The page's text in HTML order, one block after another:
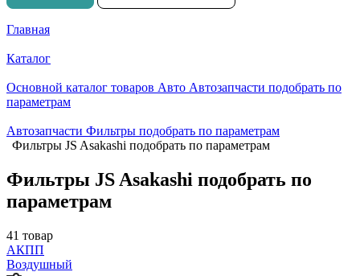
Главная
Каталог
Основной каталог товаров Авто Автозапчасти подобрать по
параметрам
Автозапчасти Фильтры подобрать по параметрам
Фильтры JS Asakashi подобрать по параметрам
Фильтры JS Asakashi подобрать по
параметрам
41 товар
АКПП
Воздушный